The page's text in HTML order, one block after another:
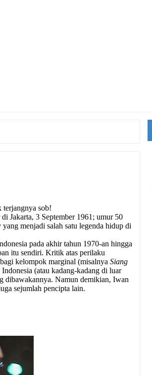
terjangnya sob!
Jakarta, 3 September 1961; umur 50
menjadi salah satu legenda hidup di
pada akhir tahun 1970-an hingga
itu sendiri. Kritik atas perilaku
kelompok marginal (misalnya Siang
(atau kadang-kadang di luar
dibawakannya. Namun demikian, Iwan
sejumlah pencipta lain.